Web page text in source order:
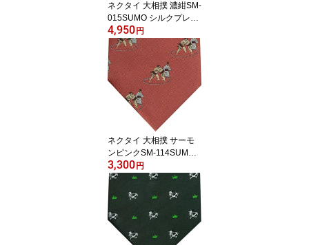
ネクタイ 大相撲 濃紺SM-
015SUMO シルクプレゼ
ント ギフト 贈り物 父の
日
4,950 円
ネクタイ 大相撲 サーモ
ンピンクSM-114SUMO
プレゼント ギフト 贈り
物 父の日
3,300 円